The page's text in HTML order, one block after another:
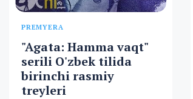
PREMYERA
"Agata: Hamma vaqt"
serili O'zbek tilida
birinchi rasmiy
treyleri